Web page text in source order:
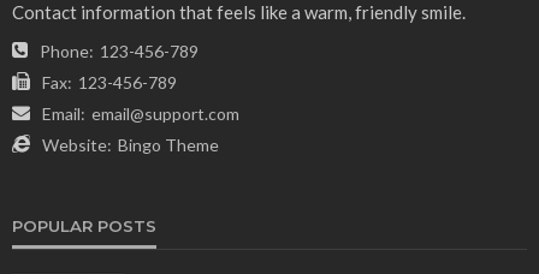
Contact information that feels like a warm, friendly smile.
Phone: 123-456-789
Fax: 123-456-789
Email: email@support.com
Website: Bingo Theme
POPULAR POSTS